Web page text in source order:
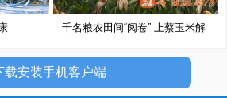
千名粮农田间“阅卷” 上蔡玉米解
载安装手机客户端